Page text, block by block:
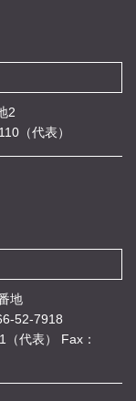
2
（代表）
地
52-7918
代表）
Fax：